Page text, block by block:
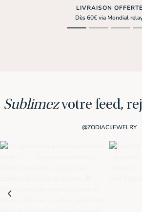
LIVRAISON OFFERTE
Dès 60€ via Mondial
Sublimezvotre feed,
@ZODIACIJEWELRY